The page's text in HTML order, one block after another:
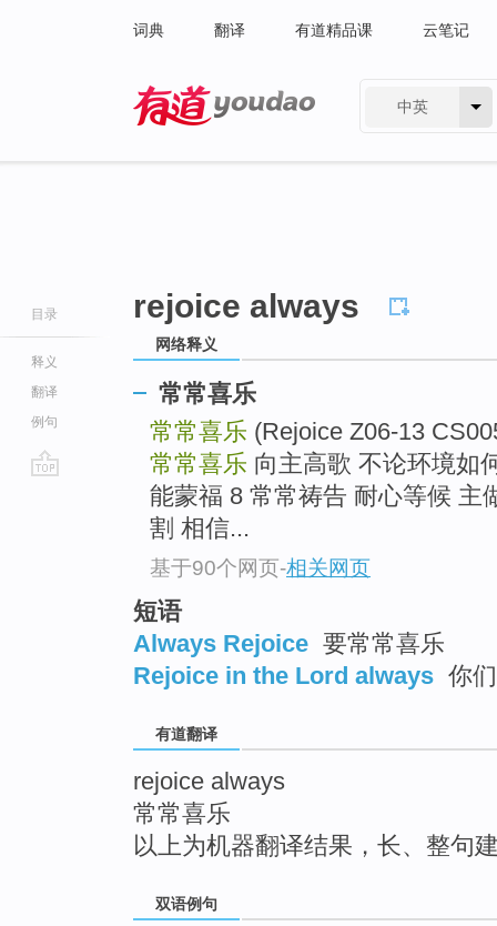
词典 翻译 有道精品课 云笔记
中英
目录
释义
翻译
例句
rejoice always
网络释义
常常喜乐
常常喜乐 (Rejoice Z06-13
常常喜乐 向主高歌 不论环境如
能蒙福 8 常常祷告 耐心等候 主
割 相信...
基于90个网页-相关网页
短语
Always Rejoice 要常常喜乐
Rejoice in the Lord always 你
有道翻译
rejoice always
常常喜乐
以上为机器翻译结果，长、整句
双语例句